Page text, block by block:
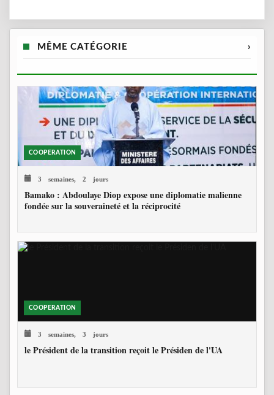
MÊME CATÉGORIE ›
COOPERATION
3 semaines, 2 jours
Bamako : Abdoulaye Diop expose une diplomatie malienne
fondée sur la souveraineté et la réciprocité
COOPERATION
3 semaines, 3 jours
le Président de la transition reçoit le Présiden de l'UA